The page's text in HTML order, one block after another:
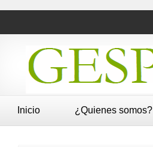
Inicio ¿Quienes somos?